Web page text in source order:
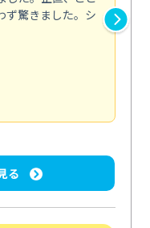
ず驚きました。シ
る